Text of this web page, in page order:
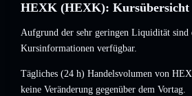
HEXK (HEXK): Kursübersicht
Aufgrund der sehr geringen Liquidität sind
Kursinformationen verfügbar.
Tägliches (24 h) Handelsvolumen von
keine Veränderung gegenüber dem Vortag.